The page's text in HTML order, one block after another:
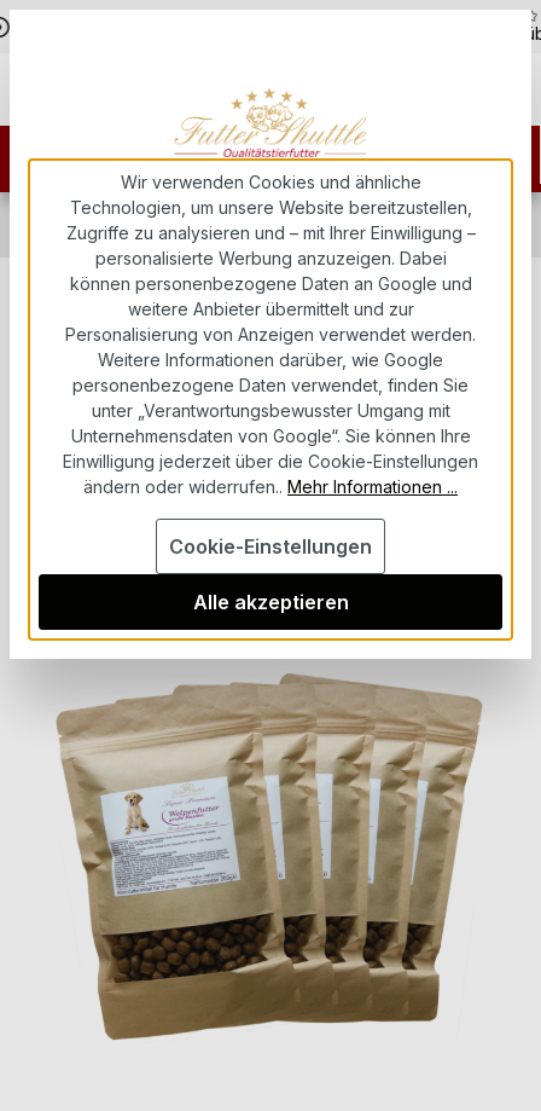
Zum Hauptinhalt springen
Hotline - 07451 / 625400
Probierpakete
Probierpakete für Hund & Katze
Probierpakete Welpenfutter
Probierpaket Welpenfutter für
große Rassen. Höchste Güte als
Probierpaket 2. Eines der besten
und hochwertigsten Super
Premium Welpen Trockenfutter
Bildergalerie überspringen
Wir verwenden Cookies und ähnliche
Technologien, um unsere Website bereitzustellen,
Zugriffe zu analysieren und – mit Ihrer Einwilligung –
personalisierte Werbung anzuzeigen. Dabei
können personenbezogene Daten an Google und
weitere Anbieter übermittelt und zur
Personalisierung von Anzeigen verwendet werden.
Weitere Informationen darüber, wie Google
personenbezogene Daten verwendet, finden Sie
unter „Verantwortungsbewusster Umgang mit
Unternehmensdaten von Google“. Sie können Ihre
Einwilligung jederzeit über die Cookie-Einstellungen
ändern oder widerrufen.. Mehr Informationen ...
Cookie-Einstellungen
Alle akzeptieren